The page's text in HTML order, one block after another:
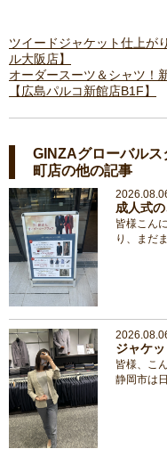
ツイードジャケット仕上
ル大阪店】
オーダースーツ＆シャツ！
【広島パルコ新館店B1F】
GINZAグローバルス
町店の他の記事
成人式
皆様こん
り、まだ
ジャケ
皆様、こ
静岡市は